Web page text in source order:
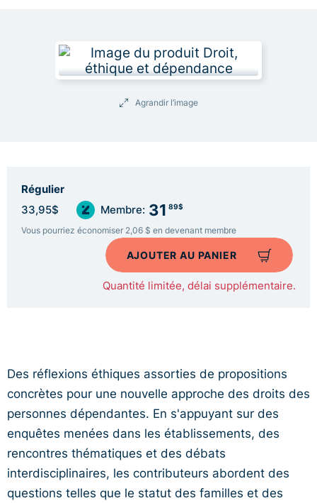
Agrandir l’image
Régulier
33,95$ Membre: 31 89$
Vous pourriez économiser 2,06 $ en devenant membre
AJOUTER AU PANIER
Quantité limitée, délai supplémentaire.
Des réflexions éthiques assorties de propositions
concrètes pour une nouvelle approche des droits des
personnes dépendantes. En s'appuyant sur des
enquêtes menées dans les établissements, des
rencontres thématiques et des débats
interdisciplinaires, les contributeurs abordent des
questions telles que le statut des familles et des